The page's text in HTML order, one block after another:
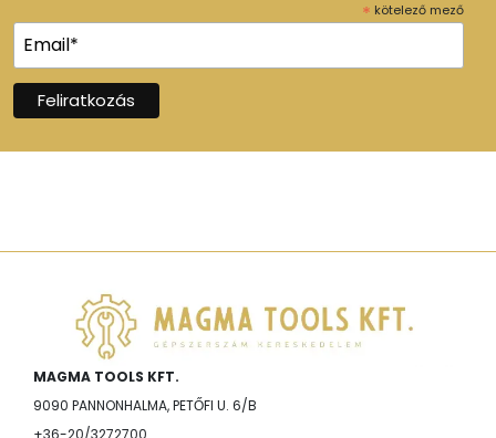
* kötelező mező
MAGMA TOOLS KFT.
9090 PANNONHALMA, PETŐFI U. 6/B
+36-20/3272700